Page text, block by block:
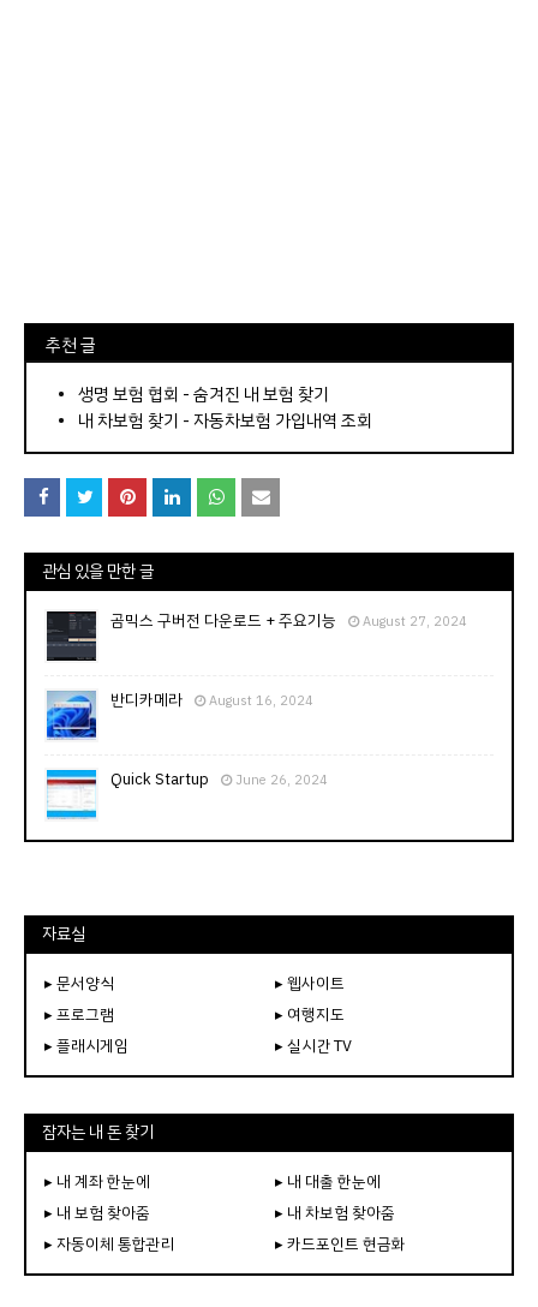
⠀추천 글
⠀­­­­­­­­؜؜؜؜­­­­­­­­؜؜؜؜• 생명 보험 협회 - 숨겨진 내 보험 찾기
내 차보험 찾기 - 자동차보험 가입내역 조회
관심 있을 만한 글
곰믹스 구버전 다운로드 + 주요기능 August 27, 2024
반디카메라 August 16, 2024
Quick Startup June 26, 2024
자료실
▸ 문서양식
▸ 웹사이트
▸ 프로그램
▸ 여행지도
▸ 플래시게임
▸ 실시간 TV
잠자는 내 돈 찾기
▸ 내 계좌 한눈에
▸ 내 대출 한눈에
▸ 내 보험 찾아줌
▸ 내 차보험 찾아줌
▸ 자동이체 통합관리
▸ 카드포인트 현금화